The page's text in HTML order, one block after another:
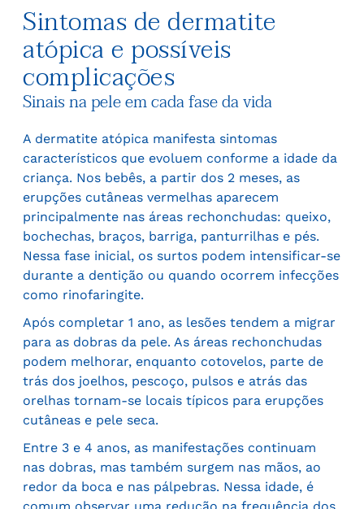
Sintomas de dermatite
atópica e possíveis
complicações
Sinais na pele em cada fase da vida
A dermatite atópica manifesta sintomas
característicos que evoluem conforme a idade da
criança. Nos bebês, a partir dos 2 meses, as
erupções cutâneas vermelhas aparecem
principalmente nas áreas rechonchudas: queixo,
bochechas, braços, barriga, panturrilhas e pés.
Nessa fase inicial, os surtos podem intensificar-se
durante a dentição ou quando ocorrem infecções
como rinofaringite.
Após completar 1 ano, as lesões tendem a migrar
para as dobras da pele. As áreas rechonchudas
podem melhorar, enquanto cotovelos, parte de
trás dos joelhos, pescoço, pulsos e atrás das
orelhas tornam-se locais típicos para erupções
cutâneas e pele seca.
Entre 3 e 4 anos, as manifestações continuam
nas dobras, mas também surgem nas mãos, ao
redor da boca e nas pálpebras. Nessa idade, é
comum observar uma redução na frequência dos